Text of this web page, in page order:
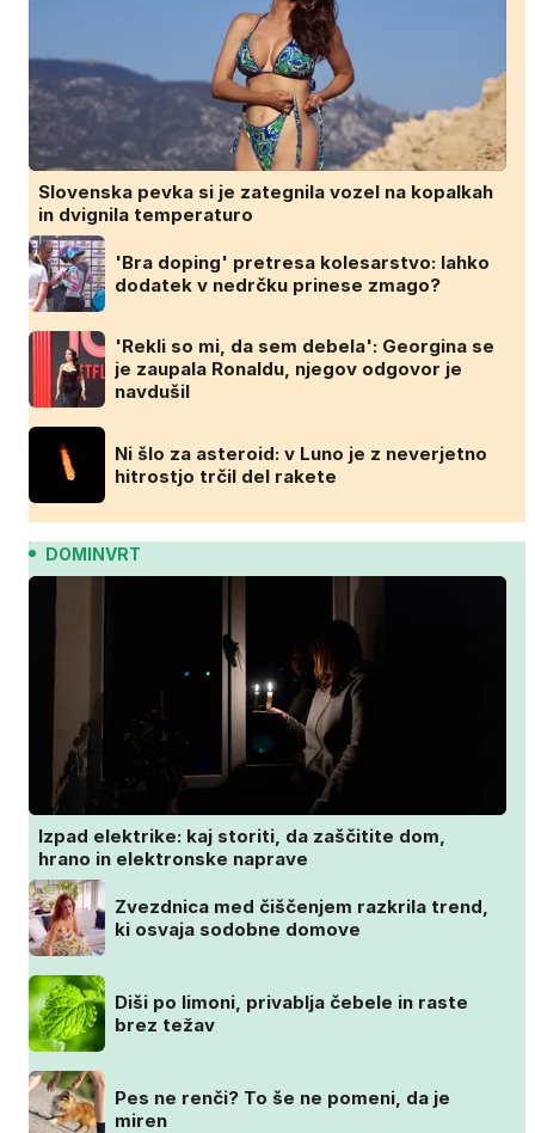
Slovenska pevka si je zategnila vozel na kopalkah
in dvignila temperaturo
'Bra doping' pretresa kolesarstvo: lahko
dodatek v nedrčku prinese zmago?
'Rekli so mi, da sem debela': Georgina se
je zaupala Ronaldu, njegov odgovor je
navdušil
Ni šlo za asteroid: v Luno je z neverjetno
hitrostjo trčil del rakete
DOMINVRT
Izpad elektrike: kaj storiti, da zaščitite dom,
hrano in elektronske naprave
Zvezdnica med čiščenjem razkrila trend,
ki osvaja sodobne domove
Diši po limoni, privablja čebele in raste
brez težav
Pes ne renči? To še ne pomeni, da je
miren